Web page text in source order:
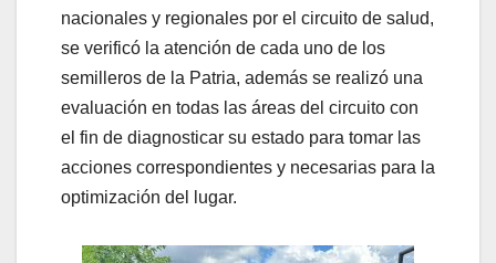
nacionales y regionales por el circuito de salud,
se verificó la atención de cada uno de los
semilleros de la Patria, además se realizó una
evaluación en todas las áreas del circuito con
el fin de diagnosticar su estado para tomar las
acciones correspondientes y necesarias para la
optimización del lugar.